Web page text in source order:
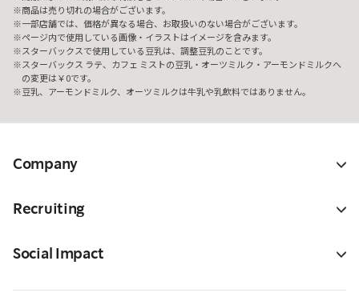
商品は売り切れの場合がございます。
一部店舗では、価格が異なる場合、お取扱いのない場合がございます。
ページ内で使用している画像・イラストはイメージを含みます。
スターバックスで使用している豆乳は、調整豆乳のことです。
スターバックス ラテ、カフェ ミストの豆乳・オーツミルク・アーモンドミルクへ
の変更は￥0です。
豆乳、アーモンドミルク、オーツミルクは牛乳や乳飲料ではありません。
Company
Recruiting
Social Impact